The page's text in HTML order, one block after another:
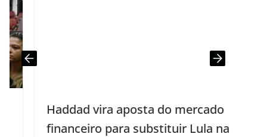
Haddad vira aposta do mercado
financeiro para substituir Lula na